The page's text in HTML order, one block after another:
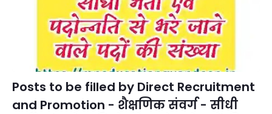
Posts to be filled by Direct Recruitment
and Promotion - शैक्षणिक संवर्ग - सीधी